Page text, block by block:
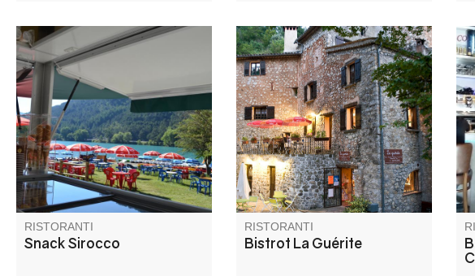
Snack bar situato in una base
per sport acquatici a 4 km da
Castellane. Con un parcheggio
da 200 posti.
RISTORANTI
Snack Sirocco
La Guérite offre una cucina
casalinga con prodotti locali e
di stagione.
RISTORANTI
Bistrot La Guérite